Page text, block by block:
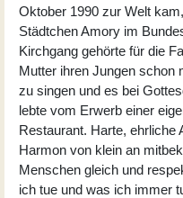
Oktober 1990 zur Welt
Städtchen Amory im
Kirchgang gehörte für die
Mutter ihren Jungen schon
zu singen und es bei
lebte vom Erwerb einer
Restaurant. Harte, ehrliche
Harmon von klein an
Menschen gleich und
ich tue und was ich immer